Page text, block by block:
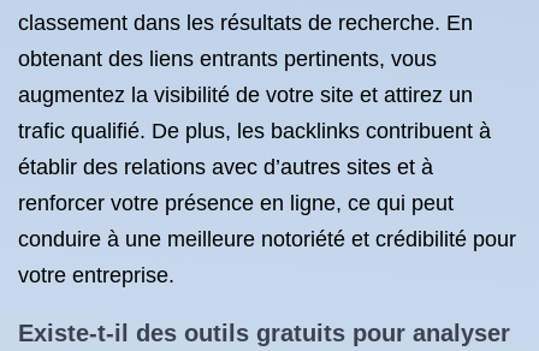
classement dans les résultats de recherche. En
obtenant des liens entrants pertinents, vous
augmentez la visibilité de votre site et attirez un
trafic qualifié. De plus, les backlinks contribuent à
établir des relations avec d’autres sites et à
renforcer votre présence en ligne, ce qui peut
conduire à une meilleure notoriété et crédibilité pour
votre entreprise.
Existe-t-il des outils gratuits pour analyser